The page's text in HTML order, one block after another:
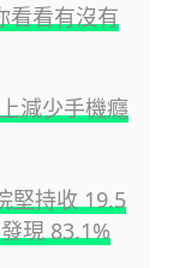
看看有沒有
減少手機癮
堅持收 19.5
現 83.1%